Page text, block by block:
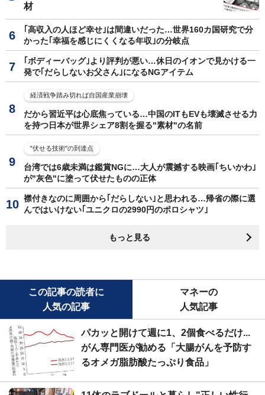
材
｢高収入の人ほど幸せ｣は間違いだった…世界160カ国研究で分
かった｢幸福を感じにくくなる年収｣の分岐点
｢ボディーバッグ｣より評判が悪い…休日のイオンで見かける一
発で｢だらしないお父さん｣になるNGアイテム
経済戦争踏み切れば自国産業崩壊
だから習近平は心底焦っている…中国のITもEVも壊滅させる力
を持つ日本が世界シェア8割を握る"素材"の名前
"伏せる技術"の到達点
台湾では6歳未満は鑑賞NGに…大人が震撼する映画｢ちいかわ｣
が"灰色"に塗って伏せたものの正体
襟付きなのに周囲から｢だらしない｣と思われる…帰省の際に選
んではいけない｢ユニクロの2990円のポロシャツ｣
もっと見る
この記事の読者に
人気の記事
マネーの
人気記事
パカッと開けて週に1、2個食べるだけ...
がん専門医が勧める「大腸がんを予防す
るオメガ脂肪酸たっぷり食品」